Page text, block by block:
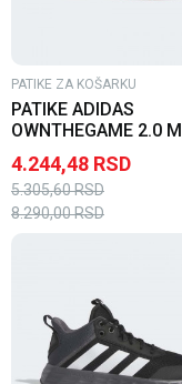
PATIKE ZA KOŠARKU
PATIKE ADIDAS
OWNTHEGAME 2.0 M
4.244,48 RSD
5.305,60RSD
8.290,00RSD